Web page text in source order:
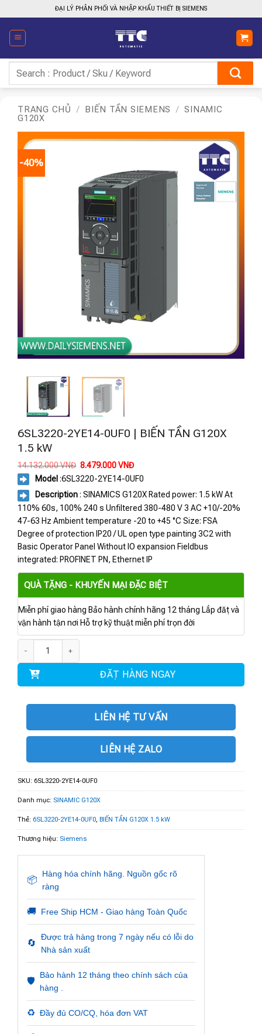
qua
nội
dung
ĐẠI LÝ PHÂN PHỐI VÀ NHẬP KHẨU THIẾT BỊ SIEMENS
kiếm:
TRANG CHỦ / BIẾN TẦN SIEMENS / SINAMIC
G120X
-40%
6SL3220-2YE14-0UF0 | BIẾN TẦN G120X
1.5 kW
14.132.000VNĐ Giá
là:
14.132.000 VNĐ.
8.479.000VNĐGiá
tại
là:
8.479.000 VNĐ.
Model :6SL3220-2YE14-0UF0
Description: SINAMICS G120X Rated power: 1.5 kW At
110% 60s, 100% 240 s Unfiltered 380-480 V 3 AC +10/-20%
47-63 Hz Ambient temperature -20 to +45 °C Size: FSA
Degree of protection IP20 / UL open type painting 3C2 with
Basic Operator Panel Without IO expansion Fieldbus
integrated: PROFINET PN, Ethernet IP
QUÀ TẶNG - KHUYẾN MẠI ĐẶC BIỆT
Miễn phí giao hàng Bảo hành chính hãng 12 tháng Lắp đặt và
vận hành tận nơi Hỗ trợ kỹ thuật miễn phí trọn đời
ĐẶT HÀNG NGAY
LIÊN HỆ TƯ VẤN
LIÊN HỆ ZALO
SKU: 6SL3220-2YE14-0UF0
Danh mục: SINAMIC G120X
Thẻ: 6SL3220-2YE14-0UF0, BIẾN TẦN G120X 1.5 kW
Thương hiệu: Siemens
📦
Hàng hóa chính hãng. Nguồn gốc rõ
ràng
🚚 Free Ship HCM - Giao hàng Toàn Quốc
🔄
Được trả hàng trong 7 ngày nếu có lỗi do
Nhà sản xuất
🛡️
Bảo hành 12 tháng theo chính sách của
hàng .
♻️ Đầy đủ CO/CQ, hóa đơn VAT